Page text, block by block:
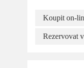
Koupit on-
Rezervovat